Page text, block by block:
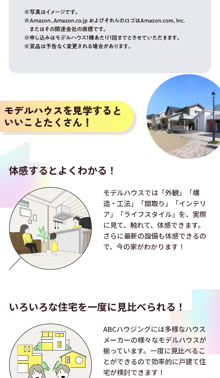
モデルハウスを見学すると
いいことたくさん！
体感するとよくわかる！
モデルハウスでは「外観」「構
造・工法」「間取り」「インテリ
ア」「ライフスタイル」を、実際
に見て、触れて、体感できます。
さらに最新の設備も体感できるの
で、今の家がわかります！
いろいろな住宅を一度に見比べられる！
ABCハウジングには多様なハウス
メーカーの様々なモデルハウスが
揃っています。一度に見比べるこ
とができるので効率的に戸建て住
宅が検討できます！